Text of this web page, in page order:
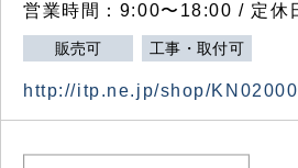
営業時間：9:00〜18:00 / 定休
販売可 工事・取付可
http://itp.ne.jp/shop/